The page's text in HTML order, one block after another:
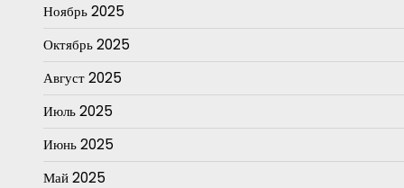
Ноябрь 2025
Октябрь 2025
Август 2025
Июль 2025
Июнь 2025
Май 2025